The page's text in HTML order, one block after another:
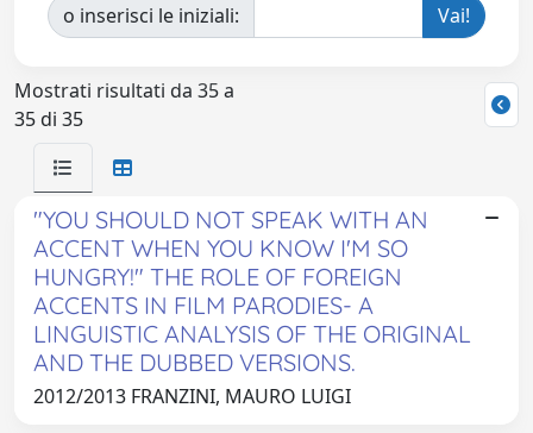
o inserisci le iniziali:
Mostrati risultati da 35 a
35 di 35
"YOU SHOULD NOT SPEAK WITH AN
ACCENT WHEN YOU KNOW I'M SO
HUNGRY!" THE ROLE OF FOREIGN
ACCENTS IN FILM PARODIES- A
LINGUISTIC ANALYSIS OF THE ORIGINAL
AND THE DUBBED VERSIONS.
2012/2013 FRANZINI, MAURO LUIGI